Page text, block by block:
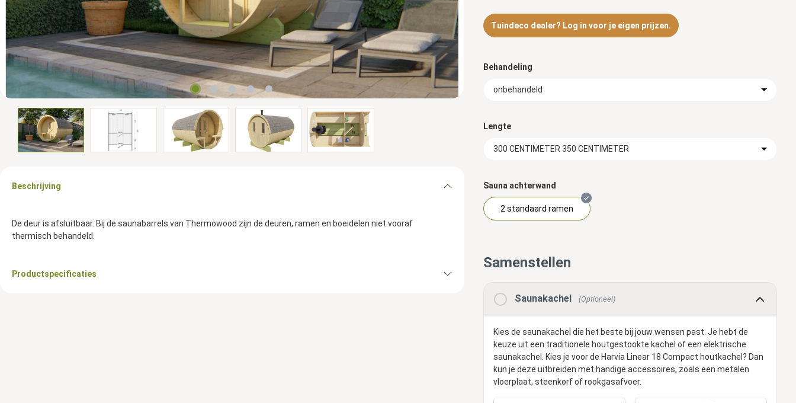
Beschrijving
De deur is afsluitbaar. Bij de saunabarrels van Thermowood zijn de deuren, ramen en boeidelen niet vooraf
thermisch behandeld.
Productspecificaties
Tuindeco dealer? Log in voor je eigen prijzen.
Behandeling
onbehandeld
Lengte
300 CENTIMETER 350 CENTIMETER
Sauna achterwand
2 standaard ramen
Samenstellen
Saunakachel (Optioneel)
Kies de saunakachel die het beste bij jouw wensen past. Je hebt de
keuze uit een traditionele houtgestookte kachel of een elektrische
saunakachel. Kies je voor de Harvia Linear 18 Compact houtkachel? Dan
kun je deze uitbreiden met handige accessoires, zoals een metalen
vloerplaat, steenkorf of rookgasafvoer.